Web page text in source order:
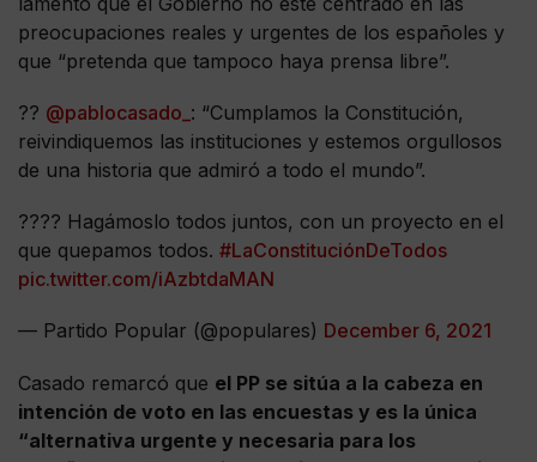
preocupaciones reales y urgentes de los españoles y
que “pretenda que tampoco haya prensa libre”.
?? @pablocasado_ : “Cumplamos la Constitución,
reivindiquemos las instituciones y estemos orgullosos
de una historia que admiró a todo el mundo”.
???? Hagámoslo todos juntos, con un proyecto en el
que quepamos todos. #LaConstituciónDeTodos
pic.twitter.com/iAzbtdaMAN
— Partido Popular (@populares) December 6, 2021
Casado remarcó que el PP se sitúa a la cabeza en
intención de voto en las encuestas y es la única
“alternativa urgente y necesaria para los